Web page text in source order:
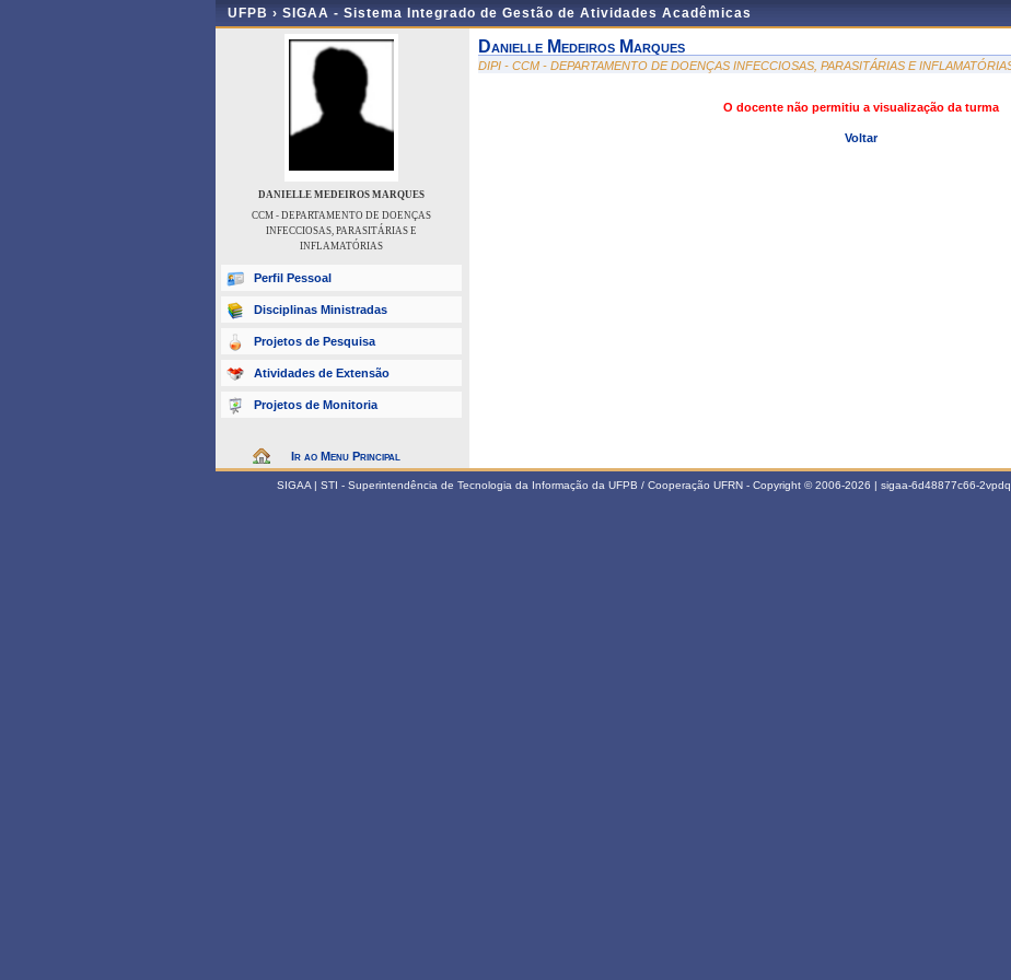
UFPB › SIGAA - Sistema Integrado de Gestão de Atividades Acadêmicas
DANIELLE MEDEIROS MARQUES
CCM - DEPARTAMENTO DE DOENÇAS
INFECCIOSAS, PARASITÁRIAS E
INFLAMATÓRIAS
Perfil Pessoal
Disciplinas Ministradas
Projetos de Pesquisa
Atividades de Extensão
Projetos de Monitoria
Ir ao Menu Principal
Danielle Medeiros Marques
DIPI - CCM - DEPARTAMENTO DE DOENÇAS INFECCIOSAS, PARASITÁRIAS E
O docente não permitiu a visualização da turma
Voltar
SIGAA | STI - Superintendência de Tecnologia da Informação da UFPB / Cooperação UFRN - Copyright © 2006-2026 | sigaa-6d48877c66-